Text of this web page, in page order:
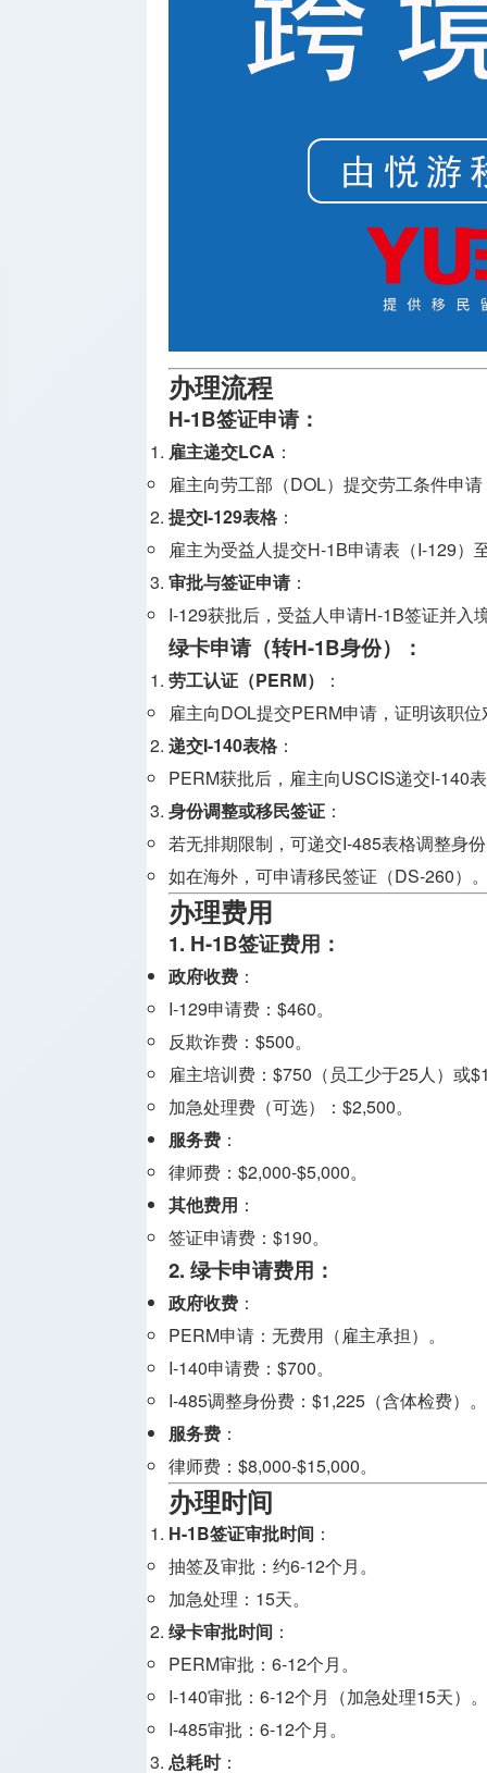
办理流程
H-1B签证申请 ：
雇主递交LCA ：
雇主向劳工部（DOL）提交劳工条件申
提交I-129表格 ：
雇主为受益人提交H-1B申请表（I-129）
审批与签证申请：
I-129获批后，受益人申请H-1B签证并入
绿卡申请（转H-1B身份） ：
劳工认证（PERM）
：
雇主向DOL提交PERM申请，证明该职
递交I-140表格 ：
PERM获批后，雇主向USCIS递交I-140
身份调整或移民签证 ：
若无排期限制，可递交I-485表格调整身
如在海外，可申请移民签证（DS-260）
办理费用
1. H-1B签证费用 ：
政府收费 ：
I-129申请费：$460。
反欺诈费：$500。
雇主培训费：$750（员工少于25人）或
加急处理费（可选）：$2,500。
服务费 ：
律师费：$2,000-$5,000。
其他费用 ：
签证申请费：$190。
2. 绿卡申请费用 ：
政府收费 ：
PERM申请：无费用（雇主承担）。
I-140申请费：$700。
I-485调整身份费：$1,225（含体检费）。
服务费 ：
律师费：$8,000-$15,000。
办理时间
H-1B签证审批时间 ：
抽签及审批：约6-12个月。
加急处理：15天。
绿卡审批时间 ：
PERM审批：6-12个月。
I-140审批：6-12个月（加急处理15天）。
I-485审批：6-12个月。
总耗时：